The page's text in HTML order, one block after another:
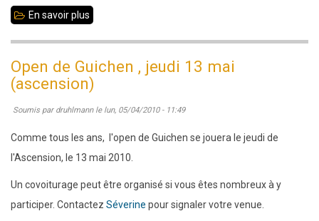
En savoir plus
Hugo
au
France
jeunes
2010
Open de Guichen , jeudi 13 mai
(ascension)
Soumis par druhlmannle lun, 05/04/2010 - 11:49
Comme tous les ans, l'open de Guichen se jouera le jeudi de
l'Ascension, le 13 mai 2010.
Un covoiturage peut être organisé si vous êtes nombreux à y
participer. Contactez Séverine pour signaler votre venue.